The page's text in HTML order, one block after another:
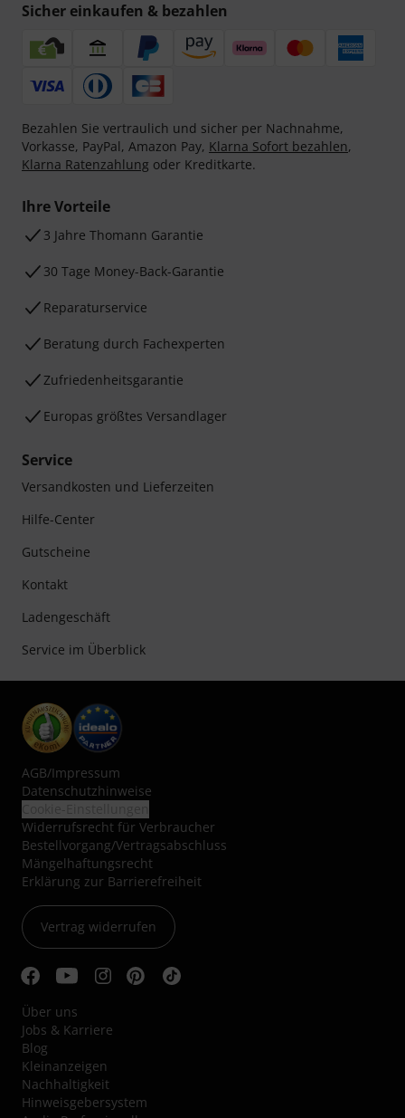
Sicher einkaufen & bezahlen
Bezahlen Sie vertraulich und sicher per Nachnahme,
Vorkasse, PayPal, Amazon Pay, Klarna Sofort bezahlen,
Klarna Ratenzahlung oder Kreditkarte.
Ihre Vorteile
3 Jahre Thomann Garantie
30 Tage Money-Back-Garantie
Reparaturservice
Beratung durch Fachexperten
Zufriedenheitsgarantie
Europas größtes Versandlager
Service
Versandkosten und Lieferzeiten
Hilfe-Center
Gutscheine
Kontakt
Ladengeschäft
Service im Überblick
AGB/Impressum
Datenschutzhinweise
Widerrufsrecht für Verbraucher
Bestellvorgang/Vertragsabschluss
Mängelhaftungsrecht
Erklärung zur Barrierefreiheit
Vertrag widerrufen
Über uns
Jobs & Karriere
Blog
Kleinanzeigen
Nachhaltigkeit
Hinweisgebersystem